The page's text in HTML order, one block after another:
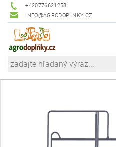
+420776621258
INFO@AGRODOPLNKY.CZ